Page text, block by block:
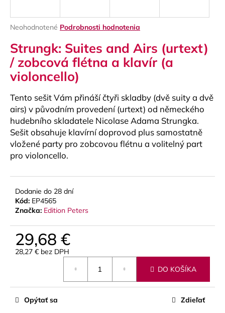
Priemerné
produktu
je
0,0
z
5
hviezdičiek.
Neohodnotené Podrobnosti hodnotenia
Strungk: Suites and Airs (urtext)
/ zobcová flétna a klavír (a
violoncello)
Tento sešit Vám přináší čtyři skladby (dvě suity a dvě
airs) v původním provedení (urtext) od německého
hudebního skladatele Nicolase Adama Strungka.
Sešit obsahuje klavírní doprovod plus samostatně
vložené party pro zobcovou flétnu a volitelný part
pro violoncello.
Dodanie do 28 dní
Kód: EP4565
Značka: Edition Peters
29,68 €
28,27 € bez DPH
DO KOŠÍKA
Opýtať sa Zdieľať
ť
?
HĽADAŤ
O
d
p
o
ú
a
m
e
SOLEXA
ĽAVÚ
RUKU
NA